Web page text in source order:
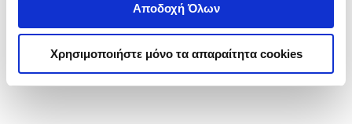
Αποδοχή Όλων
Χρησιμοποιήστε μόνο τα απαραίτητα cookies